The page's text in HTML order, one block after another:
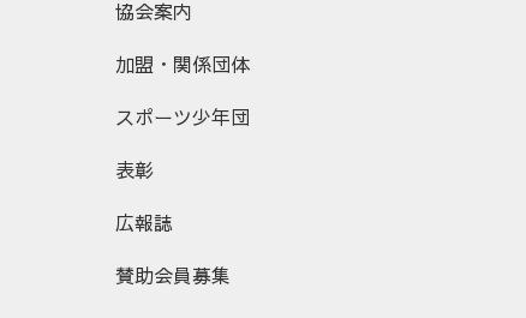
協会案内
加盟・関係団体
スポーツ少年団
表彰
広報誌
賛助会員募集